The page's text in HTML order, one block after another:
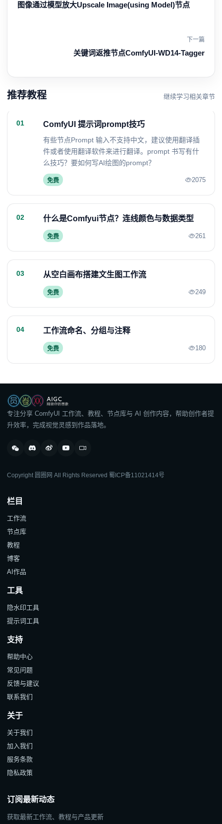
图像通过模型放大Upscale Image(using Model)节点
下一篇
关键词返推节点ComfyUI-WD14-Tagger
推荐教程 继续学习相关章节
01 ComfyUI 提示词prompt技巧
有些节点Prompt 输入不支持中文，建议使用翻译插
件或者使用翻译软件来进行翻译。prompt 书写有什
么技巧？要如何写AI绘图的prompt？
免费 2075
02 什么是Comfyui节点？连线颜色与数据类型
免费 261
03 从空白画布搭建文生图工作流
免费 249
04 工作流命名、分组与注释
免费 180
专注分享 ComfyUI 工作流、教程、节点库与 AI 创作内容，帮助创作者提
升效率，完成视觉灵感到作品落地。
Copyright 圆圈网 All Rights Reserved 蜀ICP备11021414号
栏目
工作流
节点库
教程
博客
AI作品
工具
隐水印工具
提示词工具
支持
帮助中心
常见问题
反馈与建议
联系我们
关于
关于我们
加入我们
服务条款
隐私政策
订阅最新动态
获取最新工作流、教程与产品更新